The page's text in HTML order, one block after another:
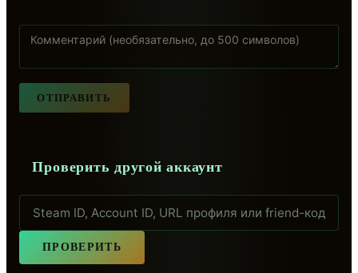
ОТПРАВИТЬ
Проверить другой аккаунт
ПРОВЕРИТЬ